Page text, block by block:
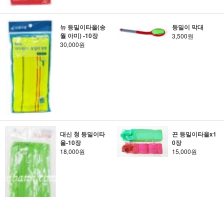
뉴 등밀이타올(송
월 아미) -10장
30,000원
등밀이 막대
3,500원
대신 청 등밀이타
올-10장
18,000원
끈 등밀이타올x1
0장
15,000원